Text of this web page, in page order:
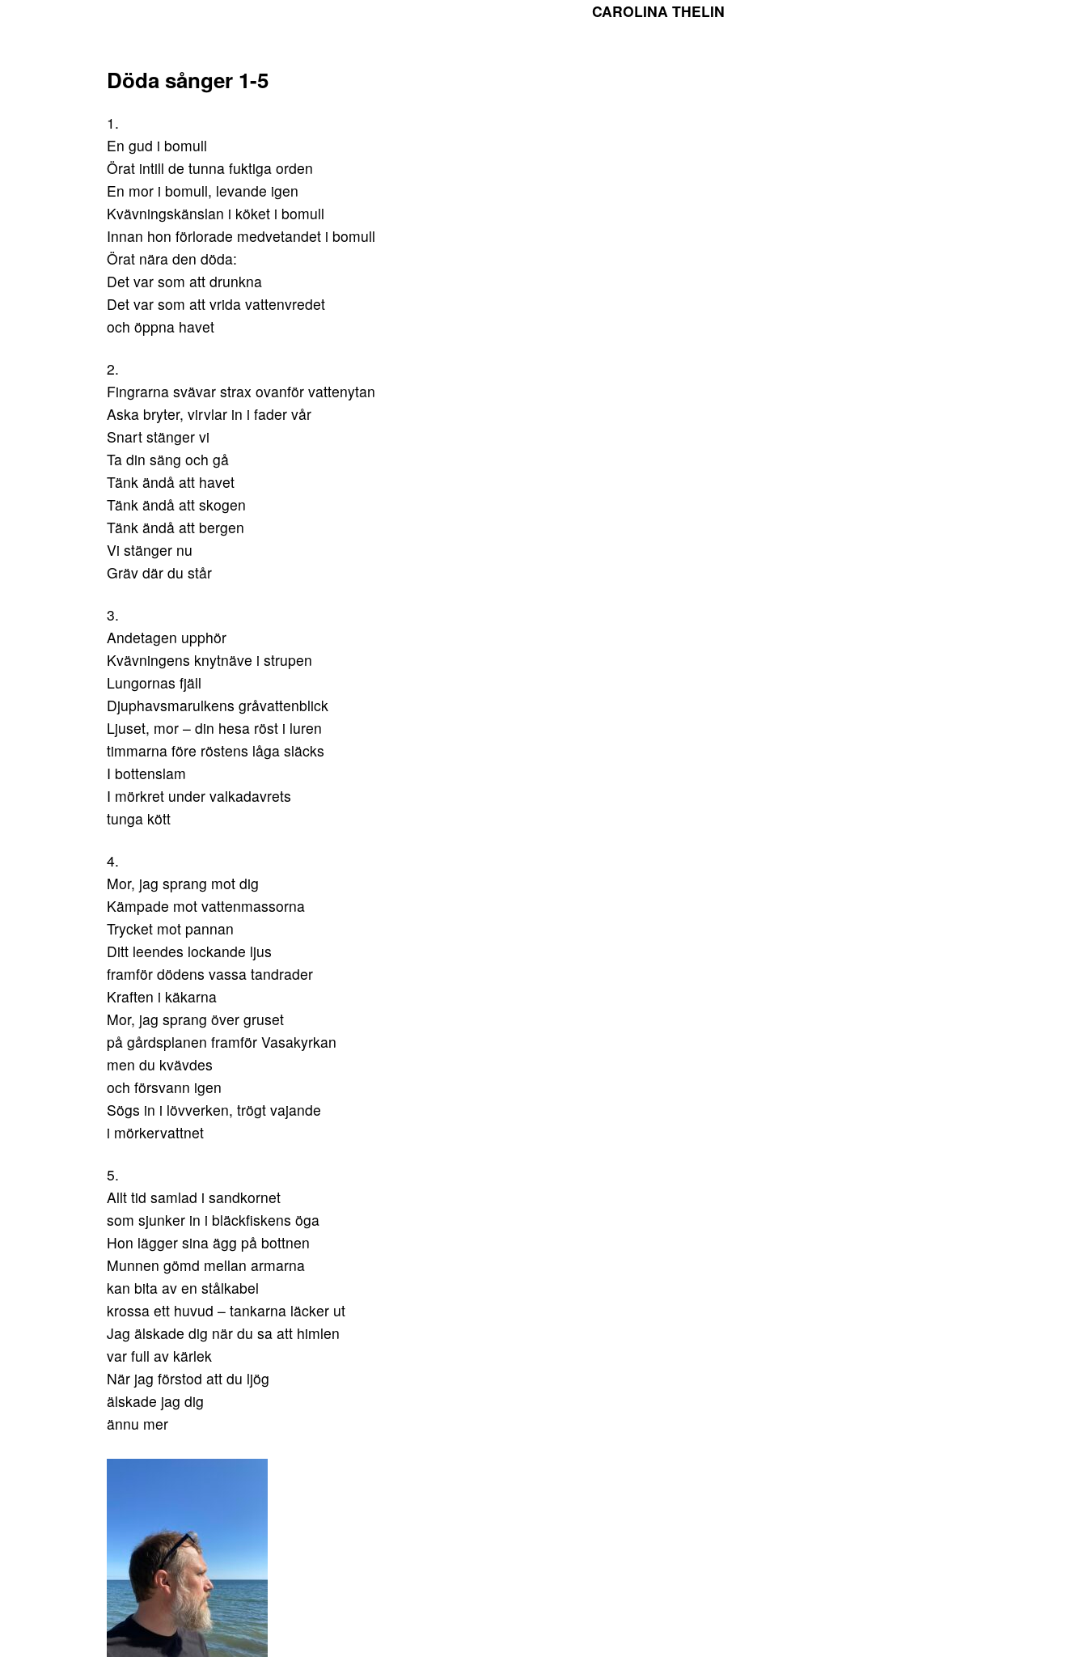
CAROLINA THELIN
Döda sånger 1-5
1.
En gud i bomull
Örat intill de tunna fuktiga orden
En mor i bomull, levande igen
Kvävningskänslan i köket i bomull
Innan hon förlorade medvetandet i bomull
Örat nära den döda:
Det var som att drunkna
Det var som att vrida vattenvredet
och öppna havet
2.
Fingrarna svävar strax ovanför vattenytan
Aska bryter, virvlar in i fader vår
Snart stänger vi
Ta din säng och gå
Tänk ändå att havet
Tänk ändå att skogen
Tänk ändå att bergen
Vi stänger nu
Gräv där du står
3.
Andetagen upphör
Kvävningens knytnäve i strupen
Lungornas fjäll
Djuphavsmarulkens gråvattenblick
Ljuset, mor ­– din hesa röst i luren
timmarna före röstens låga släcks
I bottenslam
I mörkret under valkadavrets
tunga kött
4.
Mor, jag sprang mot dig
Kämpade mot vattenmassorna
Trycket mot pannan
Ditt leendes lockande ljus
framför dödens vassa tandrader
Kraften i käkarna
Mor, jag sprang över gruset
på gårdsplanen framför Vasakyrkan
men du kvävdes
och försvann igen
Sögs in i lövverken, trögt vajande
i mörkervattnet
5.
Allt tid samlad i sandkornet
som sjunker in i bläckfiskens öga
Hon lägger sina ägg på bottnen
Munnen gömd mellan armarna
kan bita av en stålkabel
krossa ett huvud – tankarna läcker ut
Jag älskade dig när du sa att himlen
var full av kärlek
När jag förstod att du ljög
älskade jag dig
ännu mer